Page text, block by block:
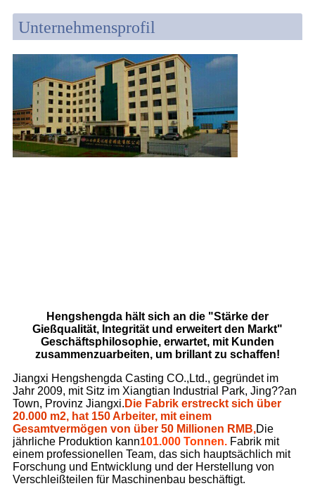
Unternehmensprofil
Hengshengda hält sich an die "Stärke der
Gießqualität, Integrität und erweitert den Markt"
Geschäftsphilosophie, erwartet, mit Kunden
zusammenzuarbeiten, um brillant zu schaffen!
Jiangxi Hengshengda Casting CO.,Ltd., gegründet im
Jahr 2009, mit Sitz im Xiangtian Industrial Park, Jing??an
Town, Provinz Jiangxi. Die Fabrik erstreckt sich über
20.000 m2, hat 150 Arbeiter, mit einem
Gesamtvermögen von über 50 Millionen RMB,Die
jährliche Produktion kann101.000 Tonnen. Fabrik mit
einem professionellen Team, das sich hauptsächlich mit
Forschung und Entwicklung und der Herstellung von
Verschleißteilen für Maschinenbau beschäftigt.